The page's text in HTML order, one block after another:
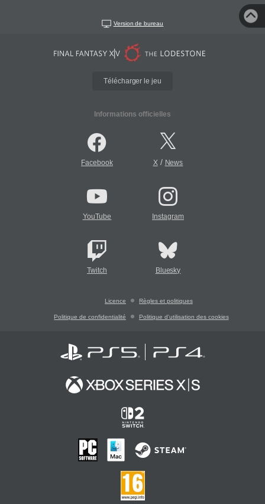
Version de bureau
Télécharger le jeu
Informations officielles
Facebook X/ News
YouTube Instagram
Twitch Bluesky
Licence Règles et politiques
Politique de confidentialité Politique d'utilisation des cookies